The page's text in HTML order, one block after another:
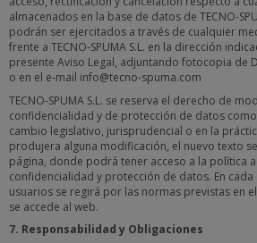
almacenados en la base de datos de TECNO-
podrán ser ejercitados a través de cualquier
frente a TECNO-SPUMA S.L. en la dirección
presente Aviso Legal, adjuntando fotocopia de
o en el e-mail info@tecno-spuma.com
TECNO-SPUMA S.L. se reserva el derecho de
confidencialidad y de protección de datos
cambio legislativo, jurisprudencial o en la
produjera alguna modificación, el nuevo texto
página, donde podrá tener acceso a la política
confidencialidad y protección de datos. En
usuarios se regirá por las normas previstas en
se accede al web.
7. Responsabilidad y Obligaciones